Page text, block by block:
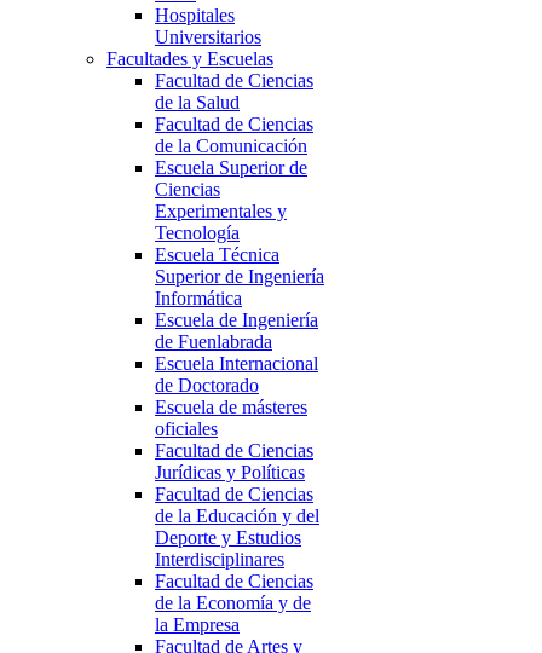
Hospitales
Universitarios
Facultades y Escuelas
Facultad de Ciencias
de la Salud
Facultad de Ciencias
de la Comunicación
Escuela Superior de
Ciencias
Experimentales y
Tecnología
Escuela Técnica
Superior de Ingeniería
Informática
Escuela de Ingeniería
de Fuenlabrada
Escuela Internacional
de Doctorado
Escuela de másteres
oficiales
Facultad de Ciencias
Jurídicas y Políticas
Facultad de Ciencias
de la Educación y del
Deporte y Estudios
Interdisciplinares
Facultad de Ciencias
de la Economía y de
la Empresa
Facultad de Artes y